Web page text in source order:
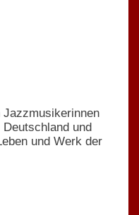
Jazzmusikerinnen
und
und Werk der